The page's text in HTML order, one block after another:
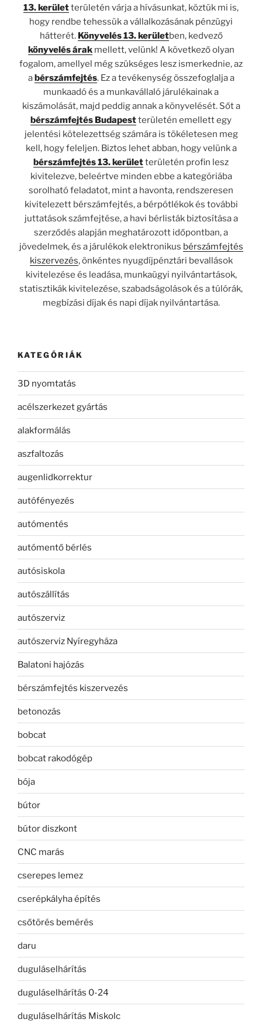
13. kerületterületén várja a hívásunkat, köztük mi is,
hogy rendbe tehessük a vállalkozásának pénzügyi
hátterét. Könyvelés 13. kerületben, kedvező
könyvelés árakmellett, velünk! A következő olyan
fogalom, amellyel még szükséges lesz ismerkednie, az
a bérszámfejtés. Ez a tevékenység összefoglalja a
munkaadó és a munkavállaló járulékainak a
kiszámolását, majd peddig annak a könyvelését. Sőt a
bérszámfejtés Budapestterületén emellett egy
jelentési kötelezettség számára is tökéletesen meg
kell, hogy feleljen. Biztos lehet abban, hogy velünk a
bérszámfejtés 13. kerületterületén profin lesz
kivitelezve, beleértve minden ebbe a kategóriába
sorolható feladatot, mint a havonta, rendszeresen
kivitelezett bérszámfejtés, a bérpótlékok és további
juttatások számfejtése, a havi bérlisták biztosítása a
szerződés alapján meghatározott időpontban, a
jövedelmek, és a járulékok elektronikus bérszámfejtés
kiszervezés, önkéntes nyugdíjpénztári bevallások
kivitelezése és leadása, munkaügyi nyilvántartások,
statisztikák kivitelezése, szabadságolások és a túlórák,
megbízási díjak és napi díjak nyilvántartása.
KATEGÓRIÁK
3D nyomtatás
acélszerkezet gyártás
alakformálás
aszfaltozás
augenlidkorrektur
autófényezés
autómentés
autómentő bérlés
autósiskola
autószállítás
autószerviz
autószerviz Nyíregyháza
Balatoni hajózás
bérszámfejtés kiszervezés
betonozás
bobcat
bobcat rakodógép
bója
bútor
bútor diszkont
CNC marás
cserepes lemez
cserépkályha építés
csőtörés bemérés
daru
duguláselhárítás
duguláselhárítás 0-24
duguláselhárítás Miskolc